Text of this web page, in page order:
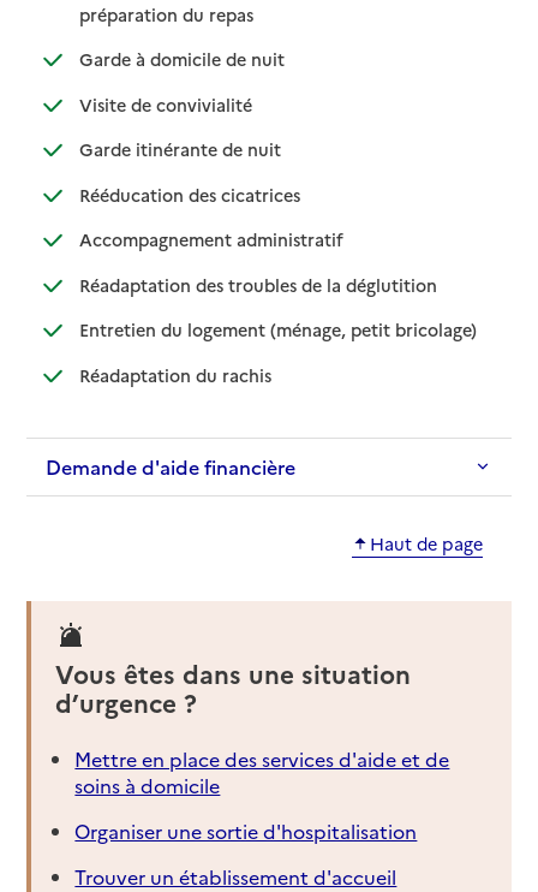
préparation du repas: disponible
: non disponible
Garde à domicile de nuit: disponible
: non disponible
Visite de convivialité: disponible
: non disponible
Garde itinérante de nuit: disponible
: non disponible
Rééducation des cicatrices: disponible
: non disponible
Accompagnement administratif: disponible
: non disponible
Réadaptation des troubles de la déglutition: disponible
: non disponible
Entretien du logement (ménage, petit bricolage): disponible
: non
Réadaptation du rachis: disponible
: non disponible
Demande d'aide financière
Haut de page
Vous êtes dans une situation
d’urgence ?
Mettre en place des services d'aide et de
soins à domicile
Organiser une sortie d'hospitalisation
Trouver un établissement d'accueil